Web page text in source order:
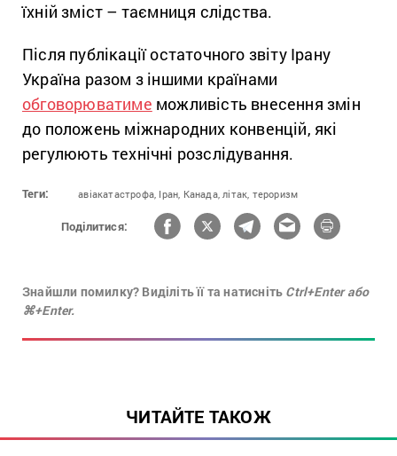
їхній зміст – таємниця слідства.
Після публікації остаточного звіту Ірану
Україна разом з іншими країнами
обговорюватиме можливість внесення змін
до положень міжнародних конвенцій, які
регулюють технічні розслідування.
Теги: авіакатастрофа, Іран, Канада, літак, тероризм
Поділитися:
Знайшли помилку? Виділіть її та натисніть Ctrl+Enter або
⌘+Enter.
ЧИТАЙТЕ ТАКОЖ